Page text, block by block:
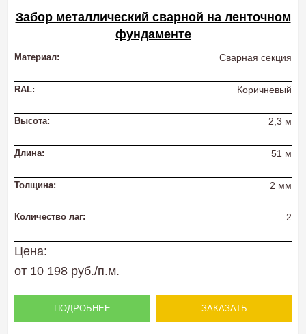
Забор металлический сварной на ленточном
фундаменте
Материал: Сварная секция
RAL: Коричневый
Высота: 2,3 м
Длина: 51 м
Толщина: 2 мм
Количество лаг: 2
Цена:
от 10 198 руб./п.м.
ПОДРОБНЕЕ ЗАКАЗАТЬ